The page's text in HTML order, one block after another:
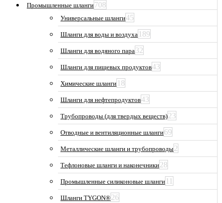
Промышленные шланги708
Универсальные шланги45
Шланги для воды и воздуха 189
Шланги для водяного пара32
Шланги для пищевых продуктов43
Химические шланги 18
Шланги для нефтепродуктов43
Трубопроводы (для твердых веществ)23
Отводные и вентиляционные шланги69
Металлические шланги и трубопроводы2
Тефлоновые шланги и наконечники28
Промышленные силиконовые шланги 11
Шланги TYGON®26